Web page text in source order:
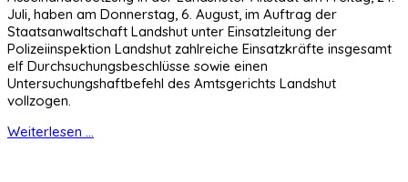
Juli, haben am Donnerstag, 6. August, im Auftrag der
Staatsanwaltschaft Landshut unter Einsatzleitung der
Polizeiinspektion Landshut zahlreiche Einsatzkräfte insgesamt
elf Durchsuchungsbeschlüsse sowie einen
Untersuchungshaftbefehl des Amtsgerichts Landshut
vollzogen.
Weiterlesen ...